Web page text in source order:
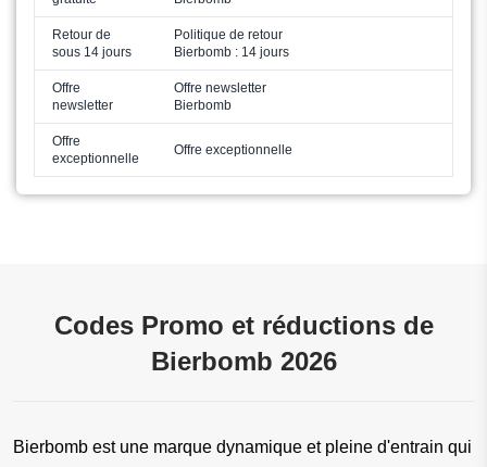
Retour de
sous 14 jours
Politique de retour
Bierbomb : 14 jours
Offre
newsletter
Offre newsletter
Bierbomb
Offre
exceptionnelle
Offre exceptionnelle
Codes Promo et réductions de
Bierbomb 2026
Bierbomb est une marque dynamique et pleine d'entrain qui